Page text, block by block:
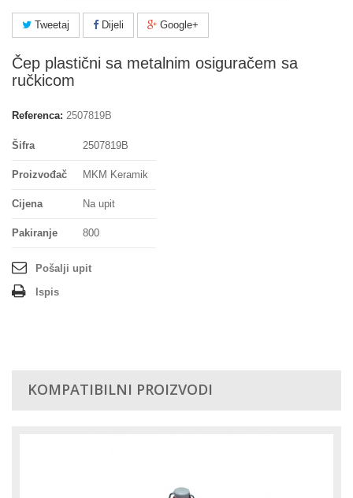
Tweetaj Dijeli Google+
Čep plastični sa metalnim osiguračem sa
ručkicom
Referenca: 2507819B
Šifra 2507819B
Proizvođač MKM Keramik
Cijena Na upit
Pakiranje 800
Pošalji upit
Ispis
KOMPATIBILNI PROIZVODI